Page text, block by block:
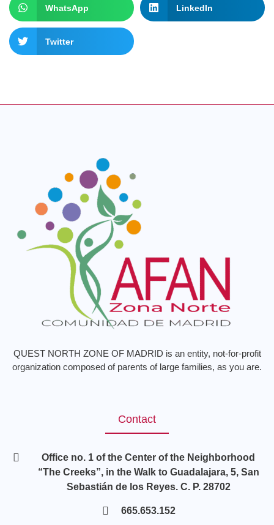
WhatsApp LinkedIn
Twitter
QUEST NORTH ZONE OF MADRID is an entity, not-for-profit
organization composed of parents of large families, as you are.
Contact
Office no. 1 of the Center of the Neighborhood
“The Creeks”, in the Walk to Guadalajara, 5, San
Sebastián de los Reyes. C. P. 28702
665.653.152